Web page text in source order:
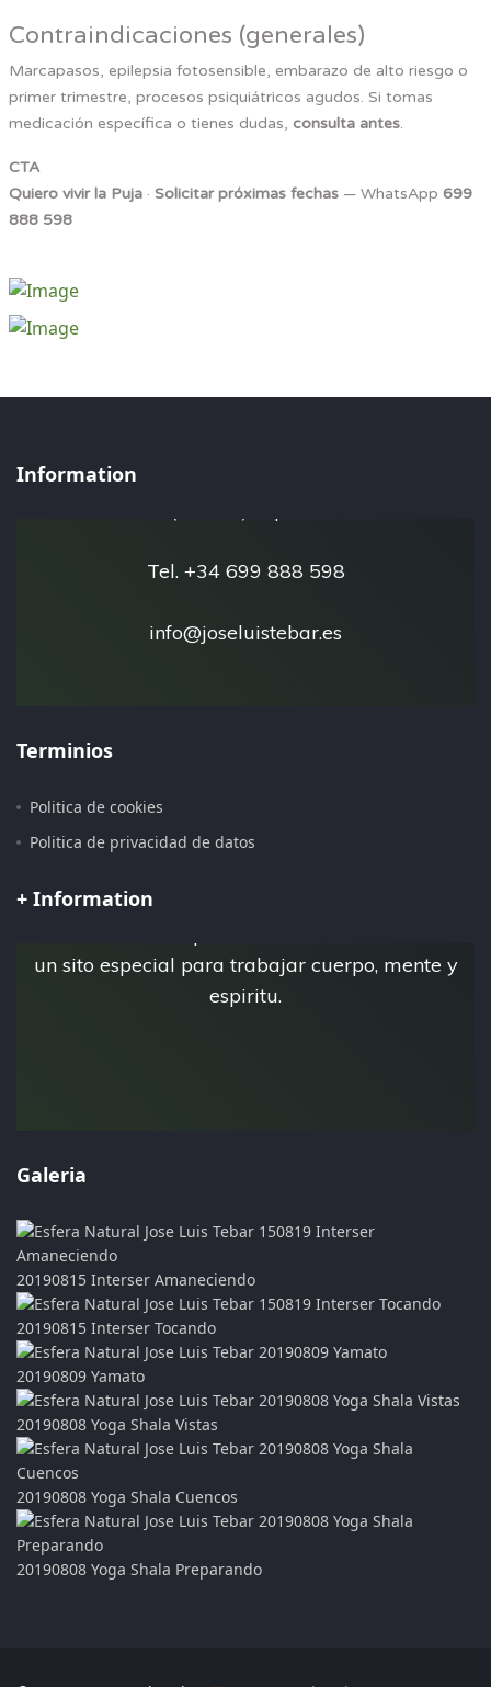
Contraindicaciones (generales)
Marcapasos, epilepsia fotosensible, embarazo de alto riesgo o
primer trimestre, procesos psiquiátricos agudos. Si tomas
medicación específica o tienes dudas, consulta antes.
CTA
Quiero vivir la Puja · Solicitar próximas fechas — WhatsApp 699
888 598
Information
Tel. +34 699 888 598
info@joseluistebar.es
Terminios
Politica de cookies
Politica de privacidad de datos
+ Information
Pagina iniciada 15 de Julio del 2.019
Esta es la pagina personal de Jose Luis Tebar,
un sito especial para trabajar cuerpo, mente y
espiritu.
Galeria
20190815 Interser Amaneciendo
20190815 Interser Tocando
20190809 Yamato
20190808 Yoga Shala Vistas
20190808 Yoga Shala Cuencos
20190808 Yoga Shala Preparando